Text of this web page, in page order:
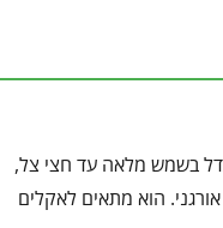
בשמש מלאה עד חצי צל,
הוא מתאים לאקלים